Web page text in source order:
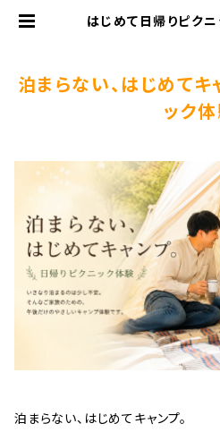
はじめて日帰りピク
泊まらない、はじめてキ
ック
泊まらない、はじめてキャンプ。